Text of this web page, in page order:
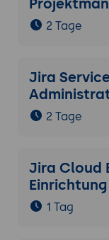
2 Tage
Jira
2 Tage
Jira Cloud
1 Tag